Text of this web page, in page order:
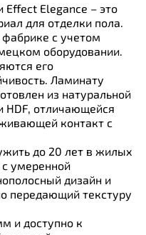
Effect Elegance – это
для отделки пола.
с учетом
оборудовании.
его
Ламинату
из натуральной
HDF, отличающейся
контакт с
до 20 лет в жилых
умеренной
дизайн и
передающий текстуру
и доступно к